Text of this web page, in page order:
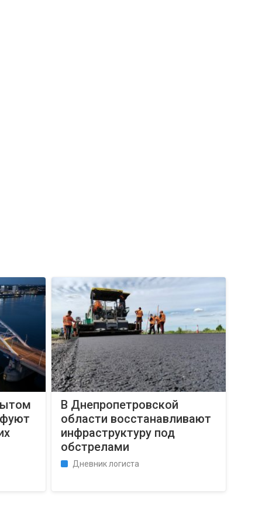
В Днепропетровской
области восстанавливают
инфраструктуру под
обстрелами
Дневник логиста